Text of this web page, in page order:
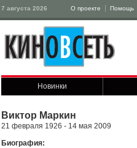
7 августа 2026 О проекте Помощь
Новинки
Виктор Маркин
21 февраля 1926 - 14 мая 2009
Биография: